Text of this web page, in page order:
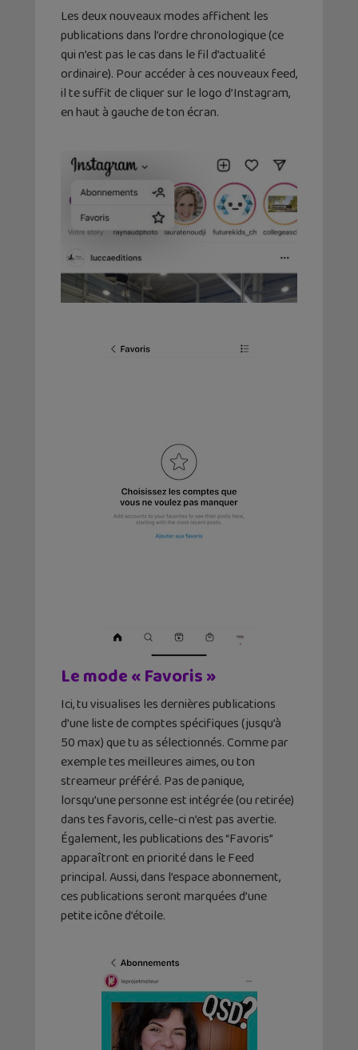
Les deux nouveaux modes affichent les
publications dans l’ordre chronologique (ce
qui n’est pas le cas dans le fil d’actualité
ordinaire). Pour accéder à ces nouveaux feed,
il te suffit de cliquer sur le logo d’Instagram,
en haut à gauche de ton écran.
Le mode « Favoris »
Ici, tu visualises les dernières publications
d’une liste de comptes spécifiques (jusqu’à
50 max) que tu as sélectionnés. Comme par
exemple tes meilleures aimes, ou ton
streameur préféré. Pas de panique,
lorsqu’une personne est intégrée (ou retirée)
dans tes favoris, celle-ci n’est pas avertie.
Également, les publications des “Favoris”
apparaîtront en priorité dans le Feed
principal. Aussi, dans l’espace abonnement,
ces publications seront marquées d’une
petite icône d’étoile.